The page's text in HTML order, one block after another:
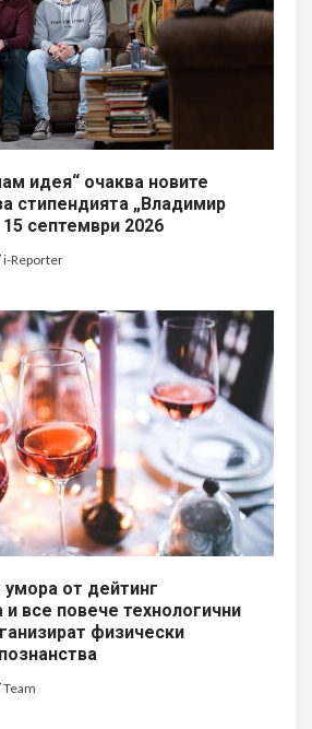
идея“ очаква новите
стипендията „Владимир
септември 2026
i-Reporter
от дейтинг
все повече технологични
физически
Team